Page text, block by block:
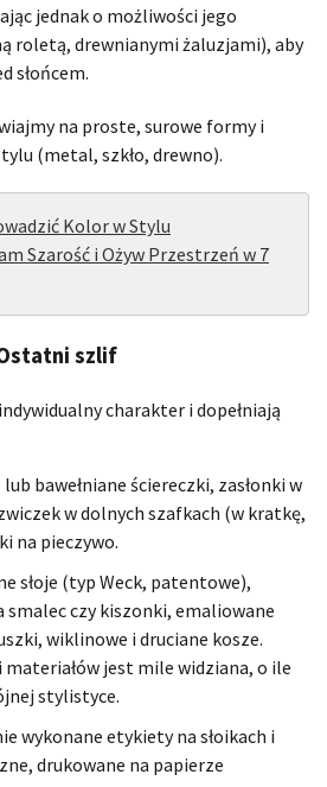
jednak o możliwości jego
roletą, drewnianymi żaluzjami), aby
słońcem.
na proste, surowe formy i
(metal, szkło, drewno).
Kolor w Stylu
Szarość i Ożyw Przestrzeń w 7
szlif
charakter i dopełniają
bawełniane ściereczki, zasłonki w
w dolnych szafkach (w kratkę,
na pieczywo.
słoje (typ Weck, patentowe),
smalec czy kiszonki, emaliowane
wiklinowe i druciane kosze.
jest mile widziana, o ile
stylistyce.
wykonane etykiety na słoikach i
drukowane na papierze